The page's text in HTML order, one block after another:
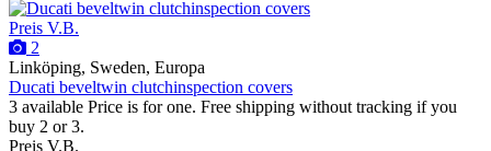
Preis V.B.
2
Linköping, Sweden, Europa
Ducati beveltwin clutchinspection covers
3 available Price is for one. Free shipping without tracking if you
buy 2 or 3.
Preis V.B.